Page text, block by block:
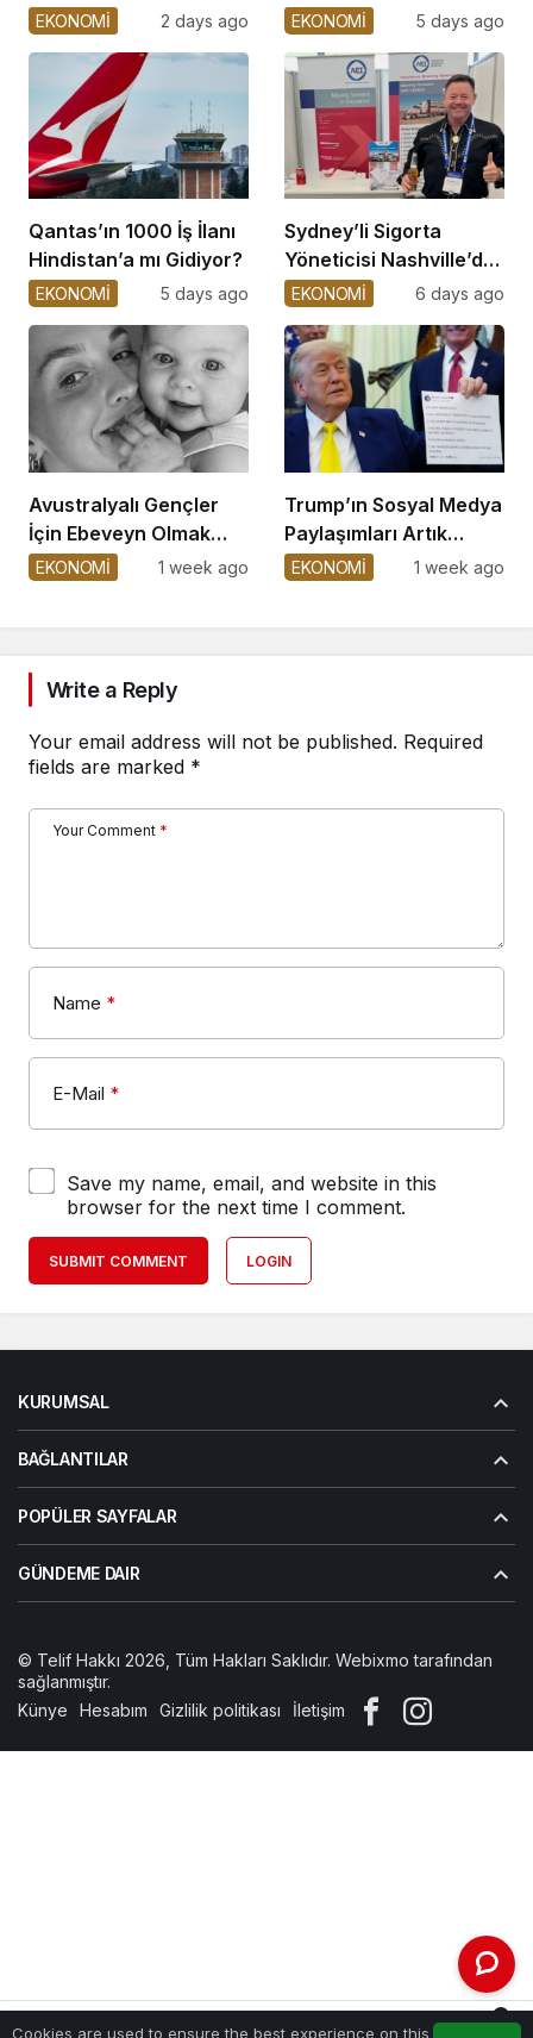
EKONOMİ 2 days ago
Kapatıldı
EKONOMİ 5 days ago
Qantas’ın 1000 İş İlanı
Hindistan’a mı Gidiyor?
EKONOMİ 5 days ago
Sydney’li Sigorta
Yöneticisi Nashville’de
Hayatını Kaybetti
EKONOMİ 6 days ago
Avustralyalı Gençler
İçin Ebeveyn Olmak
Zorlaşıyor
EKONOMİ 1 week ago
Trump’ın Sosyal Medya
Paylaşımları Artık
Satışta!
EKONOMİ 1 week ago
Write a Reply
Your email address will not be published. Required
fields are marked *
Your Comment *
Name *
E-Mail *
Save my name, email, and website in this
browser for the next time I comment.
SUBMIT COMMENT LOGIN
Cookies are used to ensure the best experience on this
KURUMSAL
BAĞLANTILAR
POPÜLER SAYFALAR
GÜNDEME DAIR
© Telif Hakkı 2026, Tüm Hakları Saklıdır. Webixmo tarafından
sağlanmıştır.
Künye
Hesabım Gizlilik politikası İletişim